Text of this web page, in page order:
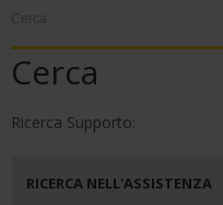
Cerca
Cerca
Ricerca Supporto:
RICERCA NELL'ASSISTENZA